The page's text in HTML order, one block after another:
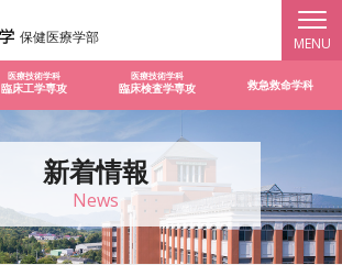
保健医療学部
医療技術学科
臨床工学専攻
医療技術学科
臨床検査学専攻 救急救命学科
新着情報
News